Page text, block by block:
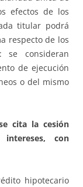
efectos de los
titular podrá
respecto de los
consideran
de ejecución
o del mismo
cita la cesión
con
hipotecario